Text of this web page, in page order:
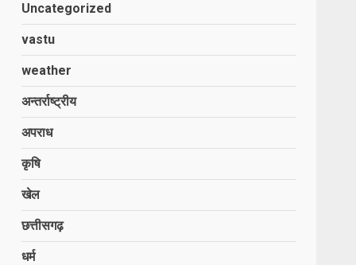
Uncategorized
vastu
weather
अन्तर्राष्ट्रीय
अपराध
कृषि
खेल
छत्तीसगढ़
धर्म